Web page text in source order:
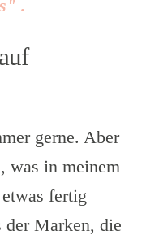
.
gerne. Aber
was in meinem
fertig
der Marken, die